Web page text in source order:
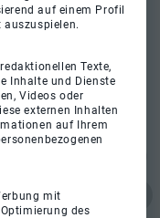
auf einem Profil
Texte,
Inhalte und Dienste
Videos oder
externen Inhalten
auf Ihrem
mit
des